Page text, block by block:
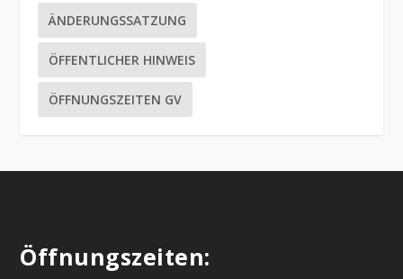
ÄNDERUNGSSATZUNG
ÖFFENTLICHER HINWEIS
ÖFFNUNGSZEITEN GV
Öffnungszeiten: